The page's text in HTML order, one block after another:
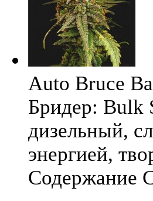
Auto Bruce
Бридер: Bulk
дизельный,
энергией,
Содержание